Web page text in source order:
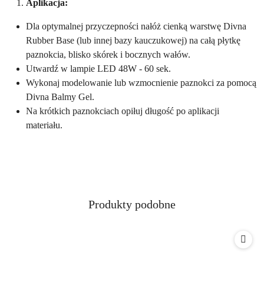
Aplikacja:
Dla optymalnej przyczepności nałóż cienką warstwę Divna
Rubber Base (lub innej bazy kauczukowej) na całą płytkę
paznokcia, blisko skórek i bocznych wałów.
Utwardź w lampie LED 48W - 60 sek.
Wykonaj modelowanie lub wzmocnienie paznokci za pomocą
Divna Balmy Gel.
Na krótkich paznokciach opiłuj długość po aplikacji
materiału.
Pomiń karuzelę produktów
Produkty
Produkty podobne